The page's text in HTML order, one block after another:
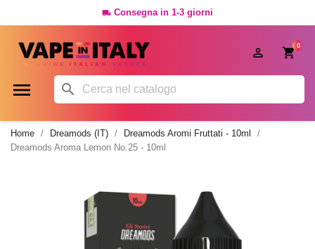
 Consegna in 1-3 giorni
0

 
Home Dreamods (IT)
Dreamods Aromi Fruttati - 10ml
Dreamods Aroma Lemon No.25 - 10ml